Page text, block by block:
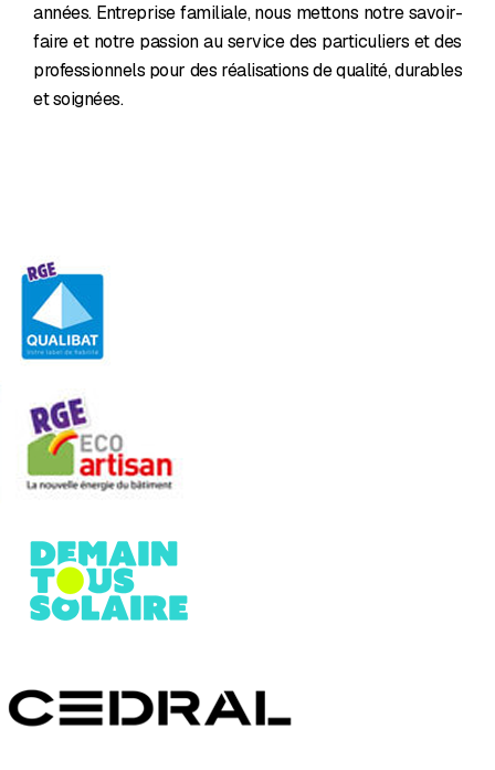
années. Entreprise familiale, nous mettons notre savoir-
faire et notre passion au service des particuliers et des
professionnels pour des réalisations de qualité, durables
et soignées.